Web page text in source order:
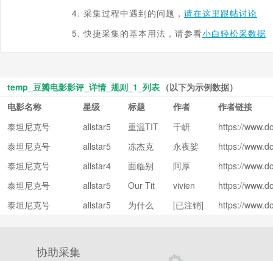
4. 采集过程中遇到的问题， 请在这里跟帖讨论
5. 快捷采集的基本用法，请参看小白轻松采数据
temp_豆瓣电影影评_详情_规则_1_列表 （以下为示例数据）
电影名称
星级 标题 作者
作者链接
泰坦尼克号
allstar5
title-rati
ng
重温TIT
ANIC
千岍
https://
e/
33/
泰坦尼克号
allstar5
title-rati
ng
冻杰克
丝，别
来无恙
永夜娑
https://
e/galugalu/
泰坦尼克号
allstar4
title-rati
ng
面临别
的悲剧
命运，
阿厚
https://
e/tgdh/
泰坦尼克号
allstar5
title-rati
Our Tit
ve Affai
vivien
https://
e/
泰坦尼克号
allstar5
为什么
[已注销]
https://
协助采集